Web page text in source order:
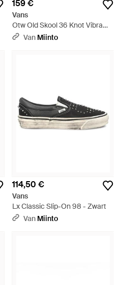
159 €
Vans
Otw Old Skool 36 Knot Vibram -
Blauw
Van Miinto
114,50 €
Vans
Lx Classic Slip-On 98 - Zwart
Van Miinto